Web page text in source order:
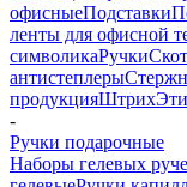
офисныеПодставки
ленты для офисной
символикаРучки
антистеплеры
продукцияШтрих
-
Ручки подарочные
Наборы гелевых